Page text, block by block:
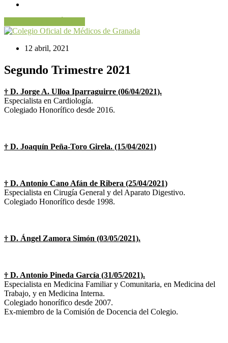
12 abril, 2021
Segundo Trimestre 2021
† D. Jorge A. Ulloa Iparraguirre (06/04/2021).
Especialista en Cardiología.
Colegiado Honorífico desde 2016.
† D. Joaquín Peña-Toro Girela. (15/04/2021)
† D. Antonio Cano Afán de Ribera (25/04/2021)
Especialista en Cirugía General y del Aparato Digestivo.
Colegiado Honorífico desde 1998.
† D. Ángel Zamora Simón (03/05/2021).
† D. Antonio Pineda García (31/05/2021).
Especialista en Medicina Familiar y Comunitaria, en Medicina del
Trabajo, y en Medicina Interna.
Colegiado honorífico desde 2007.
Ex-miembro de la Comisión de Docencia del Colegio.